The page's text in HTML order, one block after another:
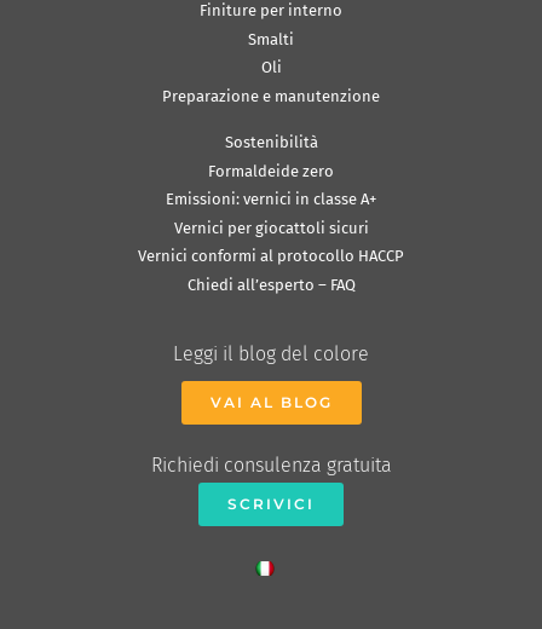
Finiture per interno
Smalti
Oli
Preparazione e manutenzione
Sostenibilità
Formaldeide zero
Emissioni: vernici in classe A+
Vernici per giocattoli sicuri
Vernici conformi al protocollo HACCP
Chiedi all’esperto – FAQ
Leggi il blog del colore
VAI AL BLOG
Richiedi consulenza gratuita
SCRIVICI